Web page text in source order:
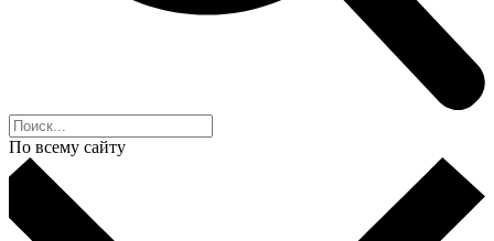
По всему сайту